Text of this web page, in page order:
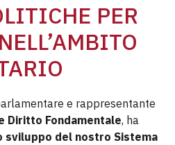
PER
e rappresentante
Diritto Fondamentale, ha
sviluppo del nostro Sistema